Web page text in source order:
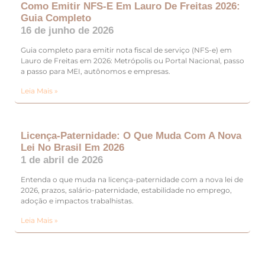
Como Emitir NFS-E Em Lauro De Freitas 2026:
Guia Completo
16 de junho de 2026
Guia completo para emitir nota fiscal de serviço (NFS-e) em
Lauro de Freitas em 2026: Metrópolis ou Portal Nacional, passo
a passo para MEI, autônomos e empresas.
Leia Mais »
Licença-Paternidade: O Que Muda Com A Nova
Lei No Brasil Em 2026
1 de abril de 2026
Entenda o que muda na licença-paternidade com a nova lei de
2026, prazos, salário-paternidade, estabilidade no emprego,
adoção e impactos trabalhistas.
Leia Mais »